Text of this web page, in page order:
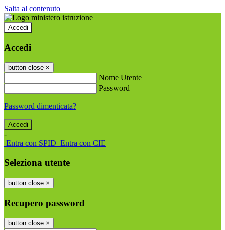
Salta al contenuto
Accedi
Accedi
button close ×
Nome Utente
Password
Password dimenticata?
-
Entra con SPID Entra con CIE
Seleziona utente
button close ×
Recupero password
button close ×